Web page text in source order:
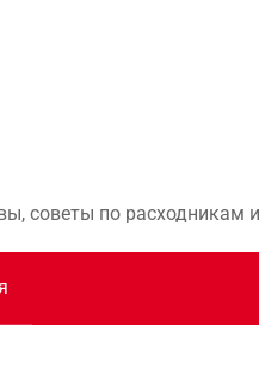
советы по расходникам